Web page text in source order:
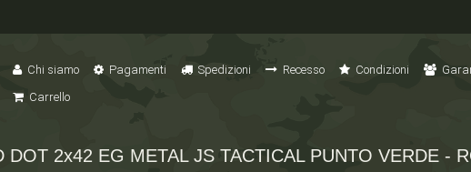
Chi siamo Pagamenti Spedizioni Recesso Condizioni
Carrello
DOT 2x42 EG METAL JS TACTICAL PUNTO VERDE -